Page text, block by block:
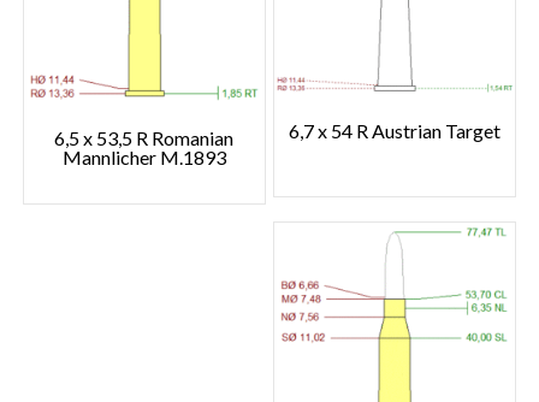
6,5 x 53,5 R Romanian
Mannlicher M.1893
6,7 x 54 R Austrian Target